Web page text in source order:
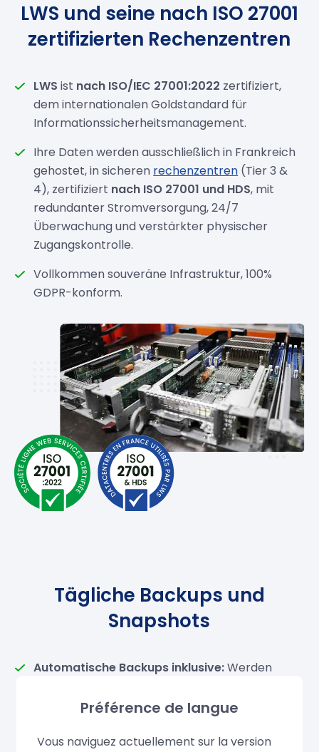
LWS und seine nach ISO 27001
zertifizierten Rechenzentren
LWS ist nach ISO/IEC 27001:2022 zertifiziert,
dem internationalen Goldstandard für
Informationssicherheitsmanagement.
Ihre Daten werden ausschließlich in Frankreich
gehostet, in sicheren rechenzentren (Tier 3 &
4), zertifiziert nach ISO 27001 und HDS, mit
redundanter Stromversorgung, 24/7
Überwachung und verstärkter physischer
Zugangskontrolle.
Vollkommen souveräne Infrastruktur, 100%
GDPR-konform.
Tägliche Backups und
Snapshots
Automatische Backups inklusive:Werden
speziellen NAS gespeichert. Nach den
20% o Ihres VPS-Preises behalten.
Préférence de langue
Vous naviguez actuellement sur la version